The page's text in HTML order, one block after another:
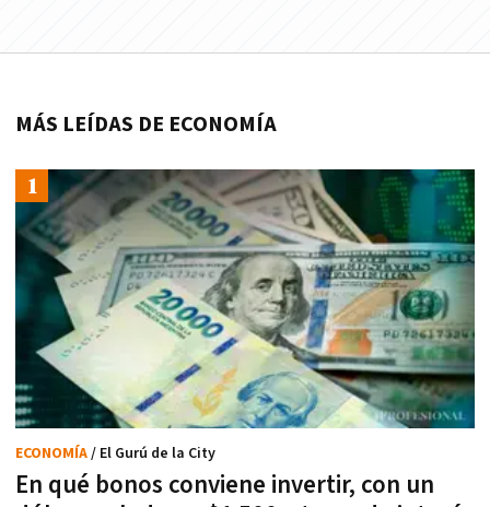
MÁS LEÍDAS DE ECONOMÍA
En qué bonos conviene invertir, con un
ECONOMÍA/ El Gurú de la City